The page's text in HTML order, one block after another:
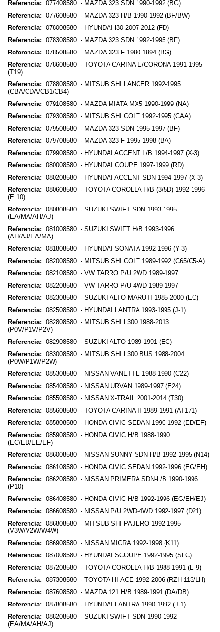
Referencia: 077408580 - MAZDA 323 SDN 1990-1992 (BG)
Referencia: 077608580 - MAZDA 323 H/B 1990-1992 (BF/BW)
Referencia: 078008580 - HYUNDAI i30 2007-2012 (FD)
Referencia: 078308580 - MAZDA 323 SDN 1992-1995 (BF)
Referencia: 078508580 - MAZDA 323 F 1990-1994 (BG)
Referencia: 078608580 - TOYOTA CARINA E/CORONA 1991-1995
(T19)
Referencia: 078808580 - MITSUBISHI LANCER 1992-1995
(CBA/CDA/CB1/CB4)
Referencia: 079108580 - MAZDA MIATA MX5 1990-1999 (NA)
Referencia: 079308580 - MITSUBISHI COLT 1992-1995 (CAA)
Referencia: 079508580 - MAZDA 323 SDN 1995-1997 (BF)
Referencia: 079708580 - MAZDA 323 F 1995-1998 (BA)
Referencia: 079908580 - HYUNDAI ACCENT L/B 1994-1997 (X-3)
Referencia: 080008580 - HYUNDAI COUPE 1997-1999 (RD)
Referencia: 080208580 - HYUNDAI ACCENT SDN 1994-1997 (X-3)
Referencia: 080608580 - TOYOTA COROLLA H/B (3/5D) 1992-1996
(E 10)
Referencia: 080808580 - SUZUKI SWIFT SDN 1993-1995
(EA/MA/AH/AJ)
Referencia: 081008580 - SUZUKI SWIFT H/B 1993-1996
(AH/AJ/EA/MA)
Referencia: 081808580 - HYUNDAI SONATA 1992-1996 (Y-3)
Referencia: 082008580 - MITSUBISHI COLT 1989-1992 (C65/C5-A)
Referencia: 082108580 - VW TARRO P/U 2WD 1989-1997
Referencia: 082208580 - VW TARRO P/U 4WD 1989-1997
Referencia: 082308580 - SUZUKI ALTO-MARUTI 1985-2000 (EC)
Referencia: 082508580 - HYUNDAI LANTRA 1993-1995 (J-1)
Referencia: 082808580 - MITSUBISHI L300 1988-2013
(P0V/P1V/P2V)
Referencia: 082908580 - SUZUKI ALTO 1989-1991 (EC)
Referencia: 083008580 - MITSUBISHI L300 BUS 1988-2004
(P0W/P1W/P2W)
Referencia: 085308580 - NISSAN VANETTE 1988-1990 (C22)
Referencia: 085408580 - NISSAN URVAN 1989-1997 (E24)
Referencia: 085508580 - NISSAN X-TRAIL 2001-2014 (T30)
Referencia: 085608580 - TOYOTA CARINA II 1989-1991 (AT171)
Referencia: 085808580 - HONDA CIVIC SEDAN 1990-1992 (ED/EF)
Referencia: 085908580 - HONDA CIVIC H/B 1988-1990
(EC/ED/EE/EF)
Referencia: 086008580 - NISSAN SUNNY SDN-H/B 1992-1995 (N14)
Referencia: 086108580 - HONDA CIVIC SEDAN 1992-1996 (EG/EH)
Referencia: 086208580 - NISSAN PRIMERA SDN-L/B 1990-1996
(P10)
Referencia: 086408580 - HONDA CIVIC H/B 1992-1996 (EG/EH/EJ)
Referencia: 086608580 - NISSAN P/U 2WD-4WD 1992-1997 (D21)
Referencia: 086808580 - MITSUBISHI PAJERO 1992-1995
(V3W/V2W/W4W)
Referencia: 086908580 - NISSAN MICRA 1992-1998 (K11)
Referencia: 087008580 - HYUNDAI SCOUPE 1992-1995 (SLC)
Referencia: 087208580 - TOYOTA COROLLA H/B 1988-1991 (E 9)
Referencia: 087308580 - TOYOTA HI-ACE 1992-2006 (RZH 113/LH)
Referencia: 087608580 - MAZDA 121 H/B 1989-1991 (DA/DB)
Referencia: 087808580 - HYUNDAI LANTRA 1990-1992 (J-1)
Referencia: 088208580 - SUZUKI SWIFT SDN 1990-1992
(EA/MA/AH/AJ)